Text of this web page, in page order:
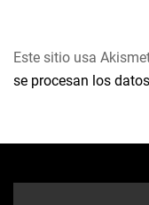
Este sitio usa
se procesan los